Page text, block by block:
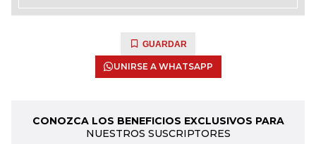
GUARDAR
UNIRSE A WHATSAPP
CONOZCA LOS BENEFICIOS EXCLUSIVOS PARA
NUESTROS SUSCRIPTORES